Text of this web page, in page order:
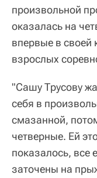
произвольной
оказалась на
впервые в своей
взрослых
"Сашу Трусову
себя в
смазанной,
четверные. Ей
показалось,
заточены на